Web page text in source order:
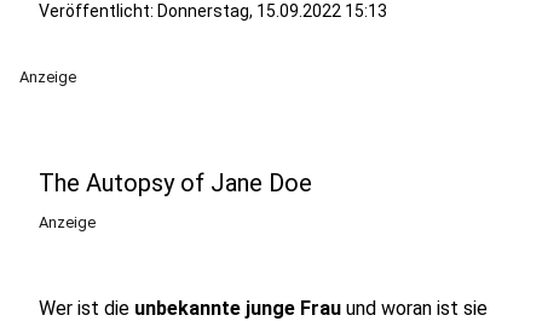
Veröffentlicht: Donnerstag, 15.09.2022 15:13
Anzeige
The Autopsy of Jane Doe
Anzeige
Wer ist die unbekannte junge Frau und woran ist sie